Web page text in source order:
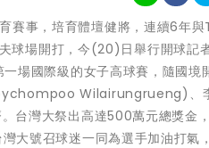
事，培育體壇健將，連續6年與
場開打，今(20)日舉行開球記者
場國際級的女子高球賽，隨國境
Wilairungrueng)、李
台灣大祭出高達500萬元總獎金
大號召球迷一同為選手加油打氣